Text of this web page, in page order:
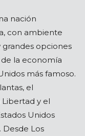
nación
con ambiente
opciones
la economía
más famoso.
el
y el
Unidos
Los